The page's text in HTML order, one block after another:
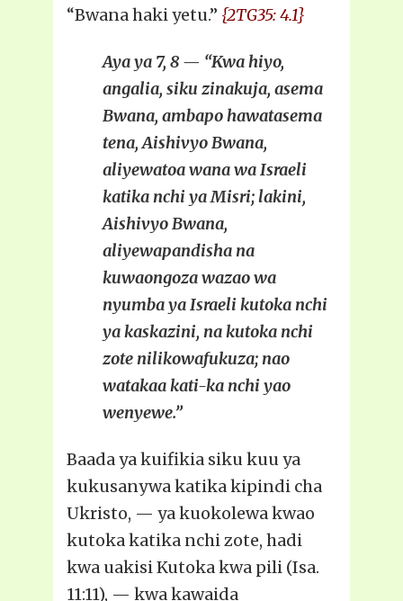
“Bwana haki yetu.” {2TG35: 4.1}
Aya ya 7, 8 — “Kwa hiyo,
angalia, siku zinakuja, asema
Bwana, ambapo hawatasema
tena, Aishivyo Bwana,
aliyewatoa wana wa Israeli
katika nchi ya Misri; lakini,
Aishivyo Bwana,
aliyewapandisha na
kuwaongoza wazao wa
nyumba ya Israeli kutoka nchi
ya kaskazini, na kutoka nchi
zote nilikowafukuza; nao
watakaa kati-ka nchi yao
wenyewe.”
Baada ya kuifikia siku kuu ya
kukusanywa katika kipindi cha
Ukristo, — ya kuokolewa kwao
kutoka katika nchi zote, hadi
kwa uakisi Kutoka kwa pili (Isa.
11:11), — kwa kawaida